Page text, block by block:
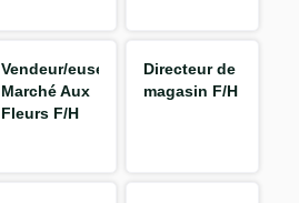
Vendeur/euse
Marché Aux
Fleurs F/H
Directeur de
magasin F/H